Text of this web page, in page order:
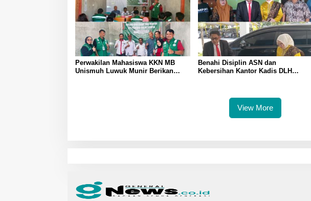
Perwakilan Mahasiswa KKN MB
Unismuh Luwuk Munir Berikan
Benahi Disiplin ASN dan
Kebersihan Kantor Kadis DLH
View More